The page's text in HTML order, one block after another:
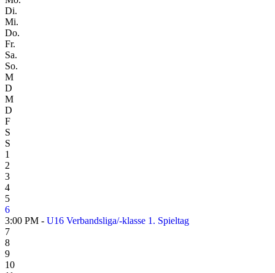
Di.
Mi.
Do.
Fr.
Sa.
So.
M
D
M
D
F
S
S
1
2
3
4
5
6
3:00 PM - U16 Verbandsliga/-klasse 1. Spieltag
7
8
9
10